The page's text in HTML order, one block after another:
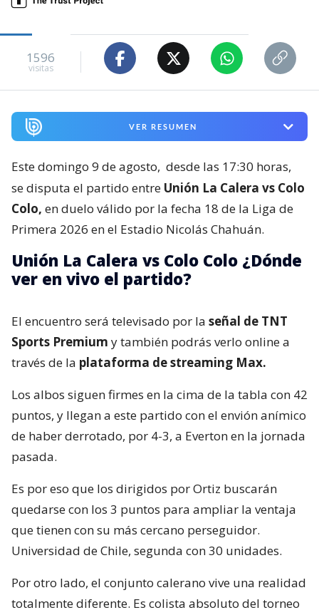
1596
visitas
VER RESUMEN
Este domingo 9 de agosto, desde las 17:30 horas,
se disputa el partido entre Unión La Calera vs Colo
Colo, en duelo válido por la fecha 18 de la Liga de
Primera 2026 en el Estadio Nicolás Chahuán.
Unión La Calera vs Colo Colo ¿Dónde
ver en vivo el partido?
El encuentro será televisado por la señal de TNT
Sports Premium y también podrás verlo online a
través de la plataforma de streaming Max.
Los albos siguen firmes en la cima de la tabla con 42
puntos, y llegan a este partido con el envión anímico
de haber derrotado, por 4-3, a Everton en la jornada
pasada.
Es por eso que los dirigidos por Ortiz buscarán
quedarse con los 3 puntos para ampliar la ventaja
que tienen con su más cercano perseguidor.
Universidad de Chile, segunda con 30 unidades.
Por otro lado, el conjunto calerano vive una realidad
totalmente diferente. Es colista absoluto del torneo